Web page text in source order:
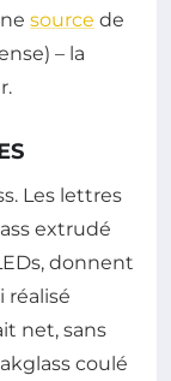
source de
– la
Les lettres
extrudé
donnent
réalisé
net, sans
coulé